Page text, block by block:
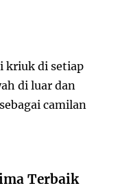
kriuk di setiap
di luar dan
camilan
Terbaik